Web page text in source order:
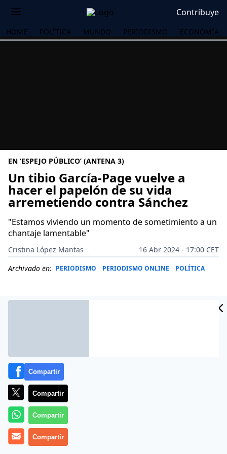
Contribuye
HOME POLÍTICA MUNDO PERIODISMO ECONOMÍA
EN ‘ESPEJO PÚBLICO’ (ANTENA 3)
Un tibio García-Page vuelve a
hacer el papelón de su vida
arremetiendo contra Sánchez
"Estamos viviendo un momento de sometimiento a un
chantaje lamentable"
Cristina López Mantas
16 Abr 2024 - 17:00 CET
Archivado en: PERIODISMO PERIODISMO ONLINE POLÍTICA
Más información
Compartir
Compartir
Compartir
Compartir